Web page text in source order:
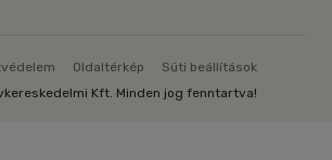
Oldaltérkép
Süti beállítások
Kft. Minden jog fenntartva!